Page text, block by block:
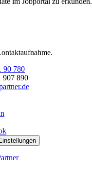
90 780
907 890